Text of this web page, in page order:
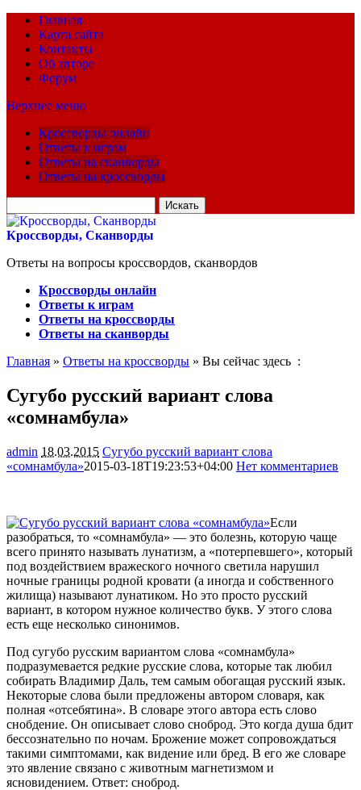
Главная
Карта сайта
Контакты
Об авторе
Форум
Верхнее меню
Кроссворды онлайн
Ответы к играм
Ответы на сканворды
Ответы на кроссворды
для:
Кроссворды, Сканворды
Ответы на вопросы кроссвордов, сканвордов
Кроссворды онлайн
Ответы к играм
Ответы на кроссворды
Ответы на сканворды
Главная » Ответы на кроссворды » Вы сейчас здесь :
Сугубо русский вариант слова
«сомнамбула»
admin 18.03.2015 Сугубо русский вариант слова
«сомнамбула»2015-03-18T19:23:53+04:00 Нет комментариев
Если
разобраться, то «сомнамбула» — это болезнь, которую чаще
всего принято называть лунатизм, а «потерпевшего», который
под воздействием вражеского ночного светила нарушил
ночные границы родной кровати (а иногда и собственного
жилища) называют лунатиком. Но это просто русский
вариант, в котором нужное количество букв. У этого слова
есть еще несколько синонимов.
Под сугубо русским вариантом слова «сомнамбула»
подразумевается редкие русские слова, которые так любил
собирать Владимир Даль, тем самым обогащая русский язык.
Некоторые слова были предложены автором словаря, как
полная «отсебятина». В словаре этого автора есть слово
снобдение. Он описывает слово сноброд. Это когда душа бдит
бессознательно по ночам. Брожение может сопровождаться
такими симптомами, как видение или бред. В его же словаре
это явление связано с животным магнетизмом и
ясновидением. Ответ: сноброд.